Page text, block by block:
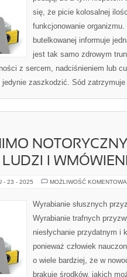
się, że picie kolosalnej
funkcjonowanie
butelkowanej informuje
jest tak samo zdrowym
z sercem, nadciśnieniem lub
jedynie zaszkodzić. Sód
I
- 23 - 2025 MOŻLIWOŚĆ
Wyrabianie słusznych
Wyrabianie trafnych
niesłychanie przydatnym i
ponieważ człowiek
o wiele bardziej, że w
brakuje środków, jakich